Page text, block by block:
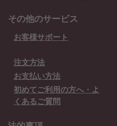
その他のサービス
お客様サポート
注文方法
お支払い方法
初めてご利用の方へ・よ
くあるご質問